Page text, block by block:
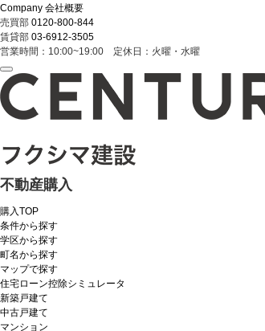
Company 会社概要
売買部 0120-800-844
賃貸部 03-6912-3505
営業時間：10:00~19:00 定休日：火曜・水曜
不動産購入
購入TOP
条件から探す
学区から探す
町名から探す
マップで探す
住宅ローン控除シミュレータ
新築戸建て
中古戸建て
マンション